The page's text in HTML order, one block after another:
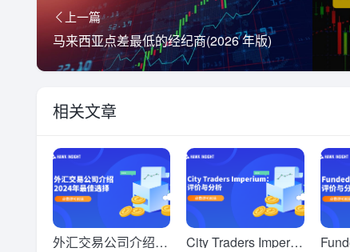
上一篇
马来西亚点差最低的经纪商(2026 年版)
相关文章
外汇交易公司介绍 -
City Traders Imperiu